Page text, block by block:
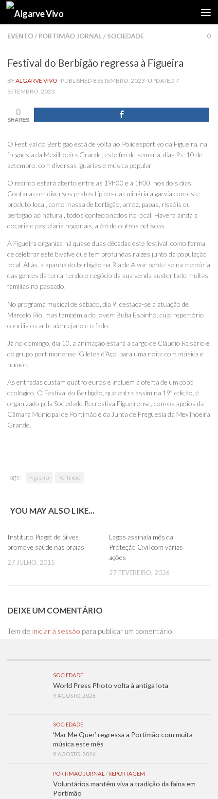
Skip to content
EVENTO/ PORTIMÃO JORNAL / SOCIEDADE 0
Festival do Berbigão regressa à Figueira
BYALGARVE VIVO · PUBLISHED 8 SETEMBRO, 2023 · UPDATED 7
SETEMBRO, 2023
0
SHARES
O Festival do Berbigão está de volta ao Polidesportivo da Figueira, na
freguesia da Mexilhoeira Grande, este fim de semana, dias 9 e 10 de
setembro, com diversas iguarias e música popular.
O recinto estará aberto entre as 19h00 e a 1h00, nos dois dias.
Contará com diversos pratos típicos da culinária algarvia com este
produto local, como massa de berbigão, arroz, papas, rissóis ou
berbigão ao natural, todos confecionados no local. Haverá ainda a
doçaria e pastelaria regionais, além de outros petiscos.
A Figueira organiza há quase duas décadas este festival, como forma
de celebrar este bivalve que tem profundas raízes junto da população
local. Aliás, a apanha do berbigão na Ria de Alvor perde-se na memória
das gentes da terra, tendo o negócio da sua venda sustentado muitas
famílias no passado.
No programa musical de sábado, dia 9, destaca-se a atuação de
Marcelo Rio, mas também a do jovem Buba Espinho, cujo repertório
concilia o cante alentejano e o fado.
Já no domingo, dia 10, a animação estará a cargo de Cláudio Rosário e
do grupo portimonense ‘Giletes d’Aço’ para uma noite com música e
humor.
As entradas custam quatro euros e incluem a oferta de um copo
ecológico. O Festival do Berbigão, que entra assim na 19ª edição, é
organizado pela Sociedade Recreativa Figueirense, com os apoios da
Câmara Municipal de Portimão e da Junta de Freguesia da Mexilhoeira
Grande.
Tags: Figueira Portimão
YOU MAY ALSO LIKE...
Instituto Piaget de Silves
promove saúde nas praias
27 JULHO, 2015
Lagos assinala mês da
Proteção Civil com várias
ações
27 FEVEREIRO, 2026
DEIXE UM COMENTÁRIO
Tem de iniciar a sessão para publicar um comentário.
SOCIEDADE
World Press Photo volta à antiga lota
9 AGOSTO, 2026
SOCIEDADE
‘Mar Me Quer’ regressa a Portimão com muita
música este mês
9 AGOSTO, 2026
PORTIMÃO JORNAL / REPORTAGEM
Voluntários mantêm viva a tradição da faina em
Portimão